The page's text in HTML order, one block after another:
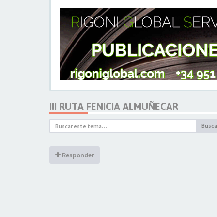
III RUTA FENICIA ALMUÑECAR
Responder